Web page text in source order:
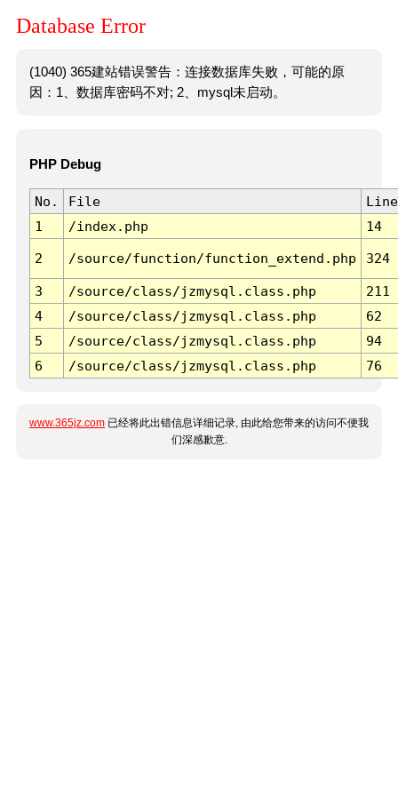
Database Error
(1040) 365建站错误警告：连接数据库失败，可能的原
因：1、数据库密码不对; 2、mysql未启动。
PHP Debug
No. File
Line
1
/index.php 14
2 /source/function/function_extend.php 324
3 /source/class/jzmysql.class.php
211
4
/source/class/jzmysql.class.php
62
5
/source/class/jzmysql.class.php
94
6
/source/class/jzmysql.class.php 76
www.365jz.com 已经将此出错信息详细记录, 由此给您带来的访问不便我
们深感歉意.